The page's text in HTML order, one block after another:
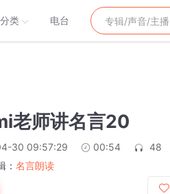
分类 电台
老师讲名言20
30 09:57:29 00:54
48
： 名言朗读